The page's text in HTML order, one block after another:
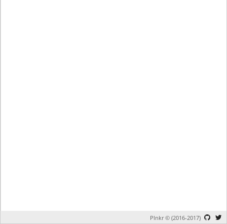
Plnkr © (2016-2017)